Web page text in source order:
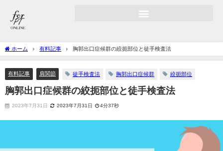
ホーム 有料記事 胸郭出口症候群の絞扼部位と徒手検査法
有料記事 肩関節 徒手検査法 胸郭出口症候群 絞扼部位
胸郭出口症候群の絞扼部位と徒手検査法
2023年7月31日 2023年7月31日 4分37秒